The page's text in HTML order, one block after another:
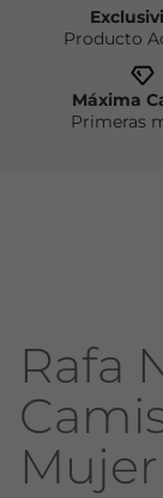
Producto
Máxima
Primeras
Rafa
Mujer